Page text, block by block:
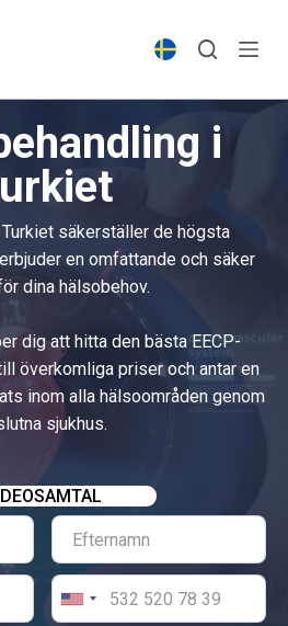
i
säkerställer de högsta
en omfattande och säker
dina hälsobehov.
dig att hitta den bästa EECP-
överkomliga priser och antar en
inom alla hälsoområden genom
sjukhus.